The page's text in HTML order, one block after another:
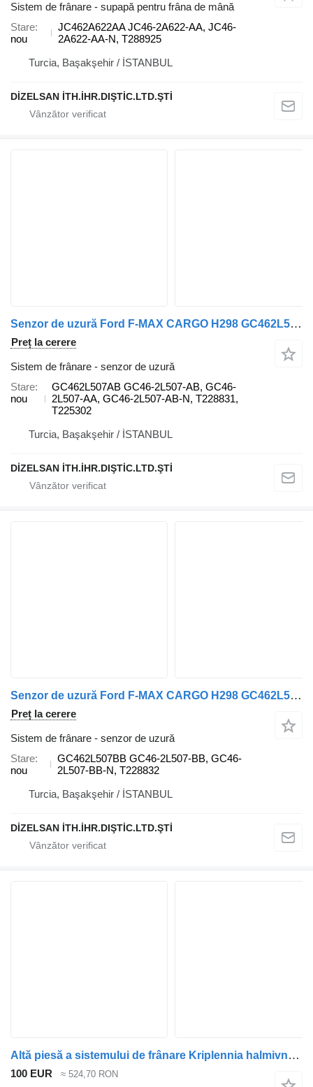
Sistem de frânare - supapă pentru frâna de mână
Stare
nou
JC462A622AA JC46-2A622-AA, JC46-
2A622-AA-N, T288925
Turcia, Başakşehir / İSTANBUL
DİZELSAN İTH.İHR.DIŞTİC.LTD.ŞTİ
Senzor de uzură Ford F-MAX CARGO H298 GC462L507AB pentru camion Ford F-MAX FORD CARGO H298
Preț la cerere
Sistem de frânare - senzor de uzură
Stare
nou
GC462L507AB GC46-2L507-AB, GC46-
2L507-AA, GC46-2L507-AB-N, T228831,
T225302
Turcia, Başakşehir / İSTANBUL
DİZELSAN İTH.İHR.DIŞTİC.LTD.ŞTİ
Senzor de uzură Ford F-MAX CARGO H298 GC462L507BB pentru camion Ford F-MAX FORD CARGO H298
Preț la cerere
Sistem de frânare - senzor de uzură
Stare
nou
GC462L507BB GC46-2L507-BB, GC46-
2L507-BB-N, T228832
Turcia, Başakşehir / İSTANBUL
DİZELSAN İTH.İHR.DIŞTİC.LTD.ŞTİ
Altă piesă a sistemului de frânare Kriplennia halmivnykh kolodok pentru microbuz Ford TRANSIT
100 EUR ≈ 524,70 RON